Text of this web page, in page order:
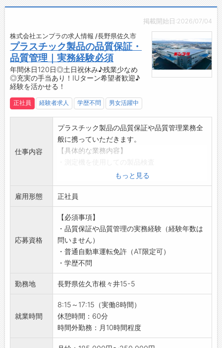
ISO 9001取得による品質管理体制
同社はISO 9001の認証を取得しており、組織的かつ体系的な品
質管理体制を整えています。国際規格に基づく品質マネジメント
の実践は、取引先への信頼性を高めるとともに、社内の業務プロ
セスの標準化にも寄与しています。製造業において品質の安定性
に取り組んでいることの証明といえます。
中小規模ならではの幅広い業務経験
従業員数は約49名、資本金4,500万円の中小製造業です。少人数
体制ゆえに部門間の距離が近く、射出成形オペレーター、金型設
す。大企業と比べて一人ひとりが担う業務範囲が広くなる傾向が
あり、多様なスキルを身につけられる環境が期待できます。ただ
し、業務負荷や役割分担の実態は面接時に確認することが推奨さ
地域に根ざした経営理念とSDGsへの取り組み
同社の経営理念は「人を想い・人を喜ばせ・そして成長し続け
る」と掲げられており、人を中心に据えた経営姿勢がうかがえま
的責任や持続可能な事業運営への意識も示されています。地域密
が根付いていると考えられます。
多様な雇用条件と福利厚生
求人情報によると、営業職では月給185,000円〜300,000円の幅
掲載開始日:2026/07/04
株式会社エンプラの求人情報 /長野県佐久市
プラスチック製品の品質保証・
品質管理｜実務経験必須
年間休日120日◎土日祝休み♪残業少なめ
◎充実の手当あり！IUターン希望者歓迎♪
経験を活かせる！
正社員 経験者求人 学歴不問 男女活躍中
仕事内容
プラスチック製品の品質保証や品質管理業務全
般に携っていただきます。
【具体的な業務内容】
・製品の企画や基準設定
・工程改善
・お客様の窓口対応 など
【おすすめポイント】
◇年間休日120日以上＆土日祝休み♪
・プライベートも充実！しっかり休んでリフレ
ッシュできます◎
◇残業は月10時間程度と少なめ！
・ワークライフバランスを大切にしながら、無
理なく働ける環境です♪
【研修制度】
・OJTやOff-JTを通じて、実務に即した研修を
行い、社員の育成に力を入れています。
・専門知識を深め、確実にキャリアアップを図
れる職場です。
もっと見る
雇用形態 正社員
応募資格
【必須事項】
・品質保証や品質管理の実務経験（経験年数は
問いません）
・普通自動車運転免許（AT限定可）
・学歴不問
勤務地 長野県佐久市根々井15-5
就業時間
8:15～17:15（実働8時間）
休憩時間：60分
時間外勤務：月10時間程度